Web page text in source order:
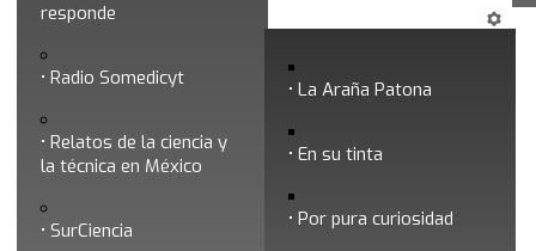
responde
Radio Somedicyt La Araña Patona
En su tinta
Por pura curiosidad
Relatos de la ciencia y
la técnica en México
SurCiencia
¿Quiénes somos?
Desde laSociedad Mexicana para laDivulgación de la